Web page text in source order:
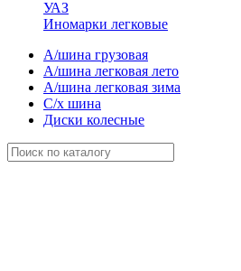
УАЗ
Иномарки легковые
А/шина грузовая
А/шина легковая лето
А/шина легковая зима
С/х шина
Диски колесные